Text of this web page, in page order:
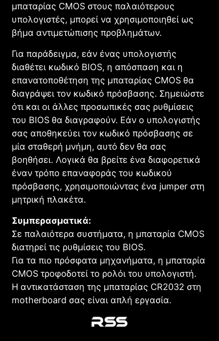
μπαταρίας CMOS στους παλαιότερους
υπολογιστές, μπορεί να χρησιμοποιηθεί ως
βήμα αντιμετώπισης προβλημάτων.
Για παράδειγμα, εάν ένας υπολογιστής
διαθέτει κωδικό BIOS, η απόσπαση και η
επανατοποθέτηση της μπαταρίας CMOS θα
διαγράψει τον κωδικό πρόσβασης. Σημειώστε
ότι και οι άλλες προσωπικές σας ρυθμίσεις
του BIOS θα διαγραφούν. Εάν ο υπολογιστής
σας αποθηκεύει τον κωδικό πρόσβασης σε
μία σταθερή μνήμη, αυτό δεν θα σας
βοηθήσει. Λογικά θα βρείτε ένα διαφορετικά
έναν τρόπο επαναφοράς του κωδικού
πρόσβασης, χρησιμοποιώντας ένα jumper στη
μητρική πλακέτα.
Συμπερασματικά:
Σε παλαιότερα συστήματα, η μπαταρία CMOS
διατηρεί τις ρυθμίσεις του BIOS.
Για τα πιο πρόσφατα μηχανήματα, η μπαταρία
CMOS τροφοδοτεί το ρολόι του υπολογιστή.
Η αντικατάσταση της μπαταρίας CR2032 στη
motherboard σας είναι απλή εργασία.